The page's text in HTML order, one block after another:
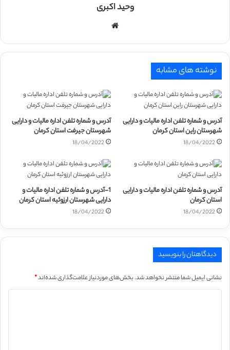
وحید اکبری
نوشته های مشابه
آدرس و شماره تلفن اداره مالیات و دارایی
شهرستان راین استان کرمان
18/04/2022
آدرس و شماره تلفن اداره مالیات و دارایی
شهرستان جیرفت استان کرمان
18/04/2022
آدرس و شماره تلفن اداره مالیات و دارایی
استان کرمان
18/04/2022
1-آدرس و شماره تلفن اداره مالیات و
دارایی شهرستان ارزوئیه استان کرمان
18/04/2022
دیدگاهتان را بنویسید
نشانی ایمیل شما منتشر نخواهد شد.بخش‌های موردنیاز علامت‌گذاری شده‌اند*